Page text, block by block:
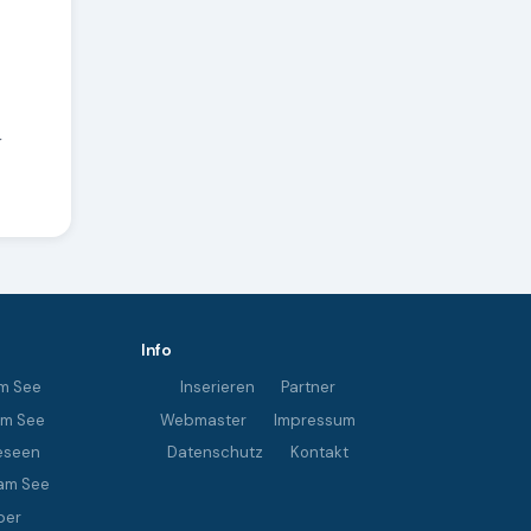
See
See
See
Info
Inserieren
Partner
Webmaster
Impressum
Datenschutz
Kontakt